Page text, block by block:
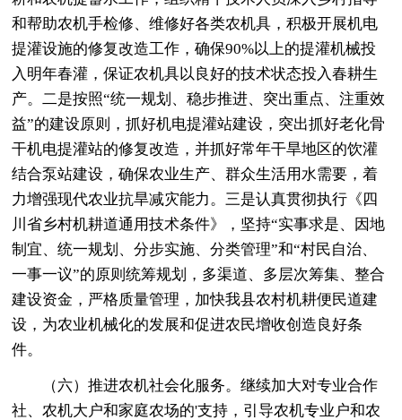
和帮助农机手检修、维修好各类农机具，积极开展机电
提灌设施的修复改造工作，确保90%以上的提灌机械投
入明年春灌，保证农机具以良好的技术状态投入春耕生
产。二是按照“统一规划、稳步推进、突出重点、注重效
益”的建设原则，抓好机电提灌站建设，突出抓好老化骨
干机电提灌站的修复改造，并抓好常年干旱地区的饮灌
结合泵站建设，确保农业生产、群众生活用水需要，着
力增强现代农业抗旱减灾能力。三是认真贯彻执行《四
川省乡村机耕道通用技术条件》，坚持“实事求是、因地
制宜、统一规划、分步实施、分类管理”和“村民自治、
一事一议”的原则统筹规划，多渠道、多层次筹集、整合
建设资金，严格质量管理，加快我县农村机耕便民道建
设，为农业机械化的发展和促进农民增收创造良好条
件。
（六）推进农机社会化服务。继续加大对专业合作
社、农机大户和家庭农场的'支持，引导农机专业户和农